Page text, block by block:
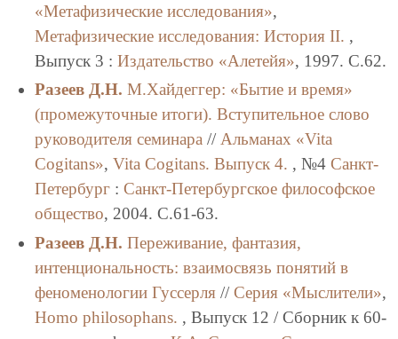
«Метафизические исследования»,
Метафизические исследования: История II. ,
Выпуск 3 : Издательство «Алетейя», 1997. C.62.
Разеев Д.Н. М.Хайдеггер: «Бытие и время»
(промежуточные итоги). Вступительное слово
руководителя семинара// Альманах «Vita
Cogitans», Vita Cogitans. Выпуск 4. , №4 Санкт-
Петербург: Санкт-Петербургское философское
общество, 2004. C.61-63.
Разеев Д.Н. Переживание, фантазия,
интенциональность: взаимосвязь понятий в
феноменологии Гуссерля// Серия «Мыслители»,
Homo philosophans. , Выпуск 12 / Сборник к 60-